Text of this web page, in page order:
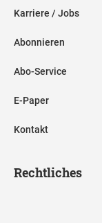
Karriere / Jobs
Abonnieren
Abo-Service
E-Paper
Kontakt
Rechtliches